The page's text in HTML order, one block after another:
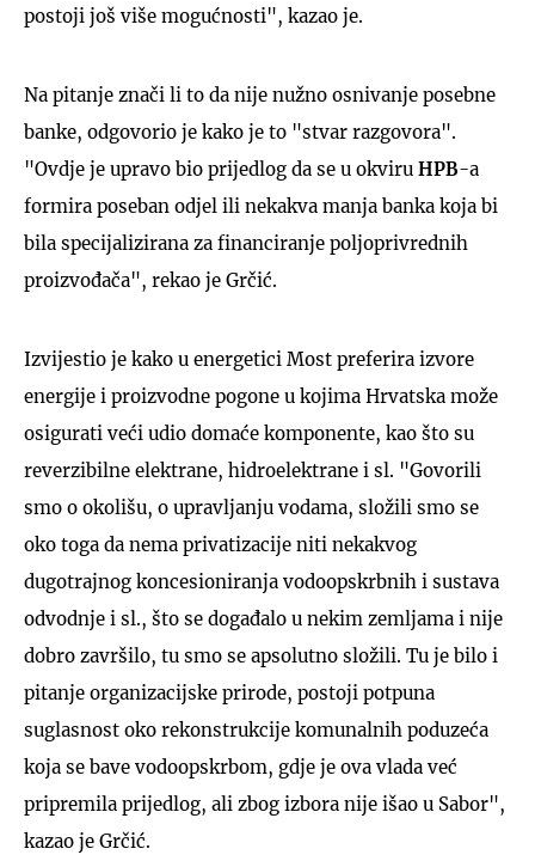
postoji još više mogućnosti", kazao je.
Na pitanje znači li to da nije nužno osnivanje posebne
banke, odgovorio je kako je to "stvar razgovora".
"Ovdje je upravo bio prijedlog da se u okviru HPB-a
formira poseban odjel ili nekakva manja banka koja bi
bila specijalizirana za financiranje poljoprivrednih
proizvođača", rekao je Grčić.
Izvijestio je kako u energetici Most preferira izvore
energije i proizvodne pogone u kojima Hrvatska može
osigurati veći udio domaće komponente, kao što su
reverzibilne elektrane, hidroelektrane i sl. "Govorili
smo o okolišu, o upravljanju vodama, složili smo se
oko toga da nema privatizacije niti nekakvog
dugotrajnog koncesioniranja vodoopskrbnih i sustava
odvodnje i sl., što se događalo u nekim zemljama i nije
dobro završilo, tu smo se apsolutno složili. Tu je bilo i
pitanje organizacijske prirode, postoji potpuna
suglasnost oko rekonstrukcije komunalnih poduzeća
koja se bave vodoopskrbom, gdje je ova vlada već
pripremila prijedlog, ali zbog izbora nije išao u Sabor",
kazao je Grčić.